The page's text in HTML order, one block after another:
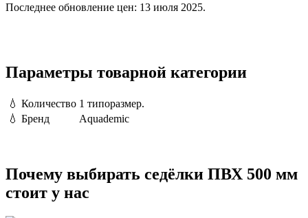
Последнее обновление цен: 13 июля 2025.
Параметры товарной категории
💧 Количество 1 типоразмер.
💧 Бренд Aquademic
Почему выбирать седёлки ПВХ 500 мм
стоит у нас